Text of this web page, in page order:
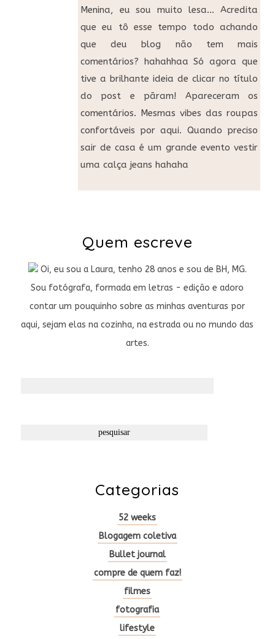
Menina, eu sou muito lesa… Acredita
que eu tô esse tempo todo achando
que deu blog não tem mais
comentários? hahahhaa Só agora que
tive a brilhante ideia de clicar no título
do post e pãram! Apareceram os
comentários. Mesmas vibes das roupas
confortáveis por aqui. Quando preciso
sair de casa é um grande evento vestir
uma calça jeans hahaha
Quem escreve
Oi, eu sou a Laura, tenho 28 anos e sou de BH, MG.
Sou fotógrafa, formada em letras - edição e adoro
contar um pouquinho sobre as minhas aventuras por
aqui, sejam elas na cozinha, na estrada ou no mundo das
artes.
Categorias
52 weeks
Blogagem coletiva
Bullet journal
compre de quem faz!
filmes
fotografia
lifestyle